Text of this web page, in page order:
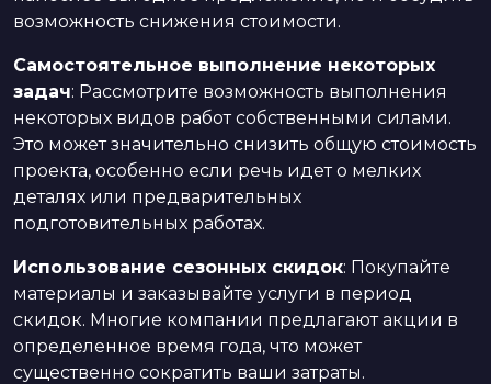
возможность снижения стоимости.
Самостоятельное выполнение некоторых
задач: Рассмотрите возможность выполнения
некоторых видов работ собственными силами.
Это может значительно снизить общую стоимость
проекта, особенно если речь идет о мелких
деталях или предварительных
подготовительных работах.
Использование сезонных скидок: Покупайте
материалы и заказывайте услуги в период
скидок. Многие компании предлагают акции в
определенное время года, что может
существенно сократить ваши затраты.